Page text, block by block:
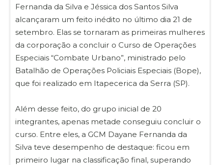
Fernanda da Silva e Jéssica dos Santos Silva
alcançaram um feito inédito no último dia 21 de
setembro. Elas se tornaram as primeiras mulheres
da corporação a concluir o Curso de Operações
Especiais “Combate Urbano”, ministrado pelo
Batalhão de Operações Policiais Especiais (Bope),
que foi realizado em Itapecerica da Serra (SP).
Além desse feito, do grupo inicial de 20
integrantes, apenas metade conseguiu concluir o
curso. Entre eles, a GCM Dayane Fernanda da
Silva teve desempenho de destaque: ficou em
primeiro lugar na classificação final, superando